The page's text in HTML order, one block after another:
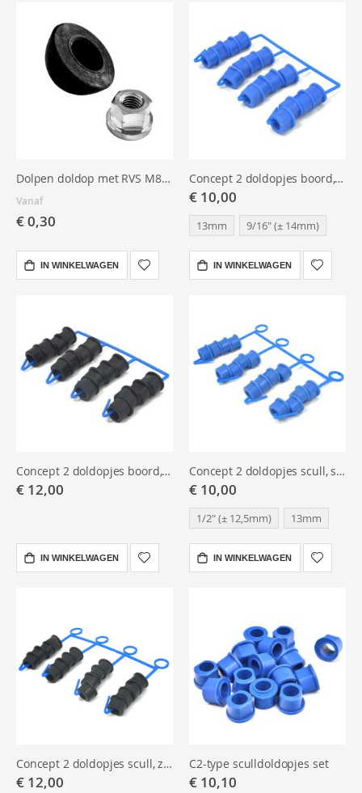
Dolpen doldop met RVS M8 flensmoer
Vanaf
€ 0,30
IN WINKELWAGEN
Concept 2 doldopjes boord, set
€ 10,00
13mm 9/16" (± 14mm)
IN WINKELWAGEN
Concept 2 doldopjes boord, zwart (9/16" ≈ 14,3 mm.) set
€ 12,00
IN WINKELWAGEN
Concept 2 doldopjes scull, set
€ 10,00
1/2" (± 12,5mm) 13mm
IN WINKELWAGEN
Concept 2 doldopjes scull, zwart (1/2" ≈ 12,5 mm.) set
€ 12,00
C2-type sculldoldopjes set
€ 10,10